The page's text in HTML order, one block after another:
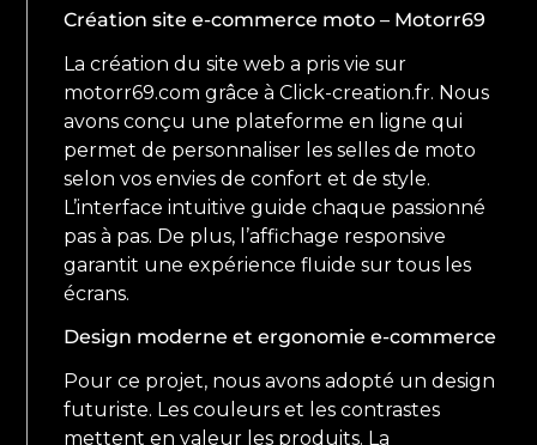
Création site e-commerce moto – Motorr69
La création du site web a pris vie sur
motorr69.com grâce à Click-creation.fr. Nous
avons conçu une plateforme en ligne qui
permet de personnaliser les selles de moto
selon vos envies de confort et de style.
L’interface intuitive guide chaque passionné
pas à pas. De plus, l’affichage responsive
garantit une expérience fluide sur tous les
écrans.
Design moderne et ergonomie e-commerce
Pour ce projet, nous avons adopté un design
futuriste. Les couleurs et les contrastes
mettent en valeur les produits. La